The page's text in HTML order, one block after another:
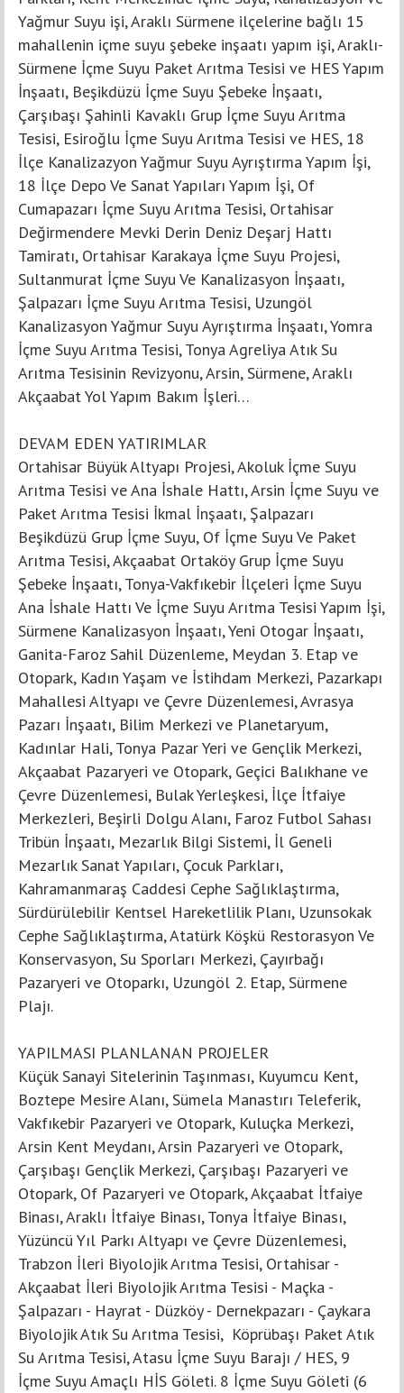
Yağmur Suyu işi, Araklı Sürmene ilçelerine bağlı 15
mahallenin içme suyu şebeke inşaatı yapım işi, Araklı-
Sürmene İçme Suyu Paket Arıtma Tesisi ve HES Yapım
İnşaatı, Beşikdüzü İçme Suyu Şebeke İnşaatı,
Çarşıbaşı Şahinli Kavaklı Grup İçme Suyu Arıtma
Tesisi, Esiroğlu İçme Suyu Arıtma Tesisi ve HES, 18
İlçe Kanalizazyon Yağmur Suyu Ayrıştırma Yapım İşi,
18 İlçe Depo Ve Sanat Yapıları Yapım İşi, Of
Cumapazarı İçme Suyu Arıtma Tesisi, Ortahisar
Değirmendere Mevki Derin Deniz Deşarj Hattı
Tamiratı, Ortahisar Karakaya İçme Suyu Projesi,
Sultanmurat İçme Suyu Ve Kanalizasyon İnşaatı,
Şalpazarı İçme Suyu Arıtma Tesisi, Uzungöl
Kanalizasyon Yağmur Suyu Ayrıştırma İnşaatı, Yomra
İçme Suyu Arıtma Tesisi, Tonya Agreliya Atık Su
Arıtma Tesisinin Revizyonu, Arsin, Sürmene, Araklı
Akçaabat Yol Yapım Bakım İşleri…
DEVAM EDEN YATIRIMLAR
Ortahisar Büyük Altyapı Projesi, Akoluk İçme Suyu
Arıtma Tesisi ve Ana İshale Hattı, Arsin İçme Suyu ve
Paket Arıtma Tesisi İkmal İnşaatı, Şalpazarı
Beşikdüzü Grup İçme Suyu, Of İçme Suyu Ve Paket
Arıtma Tesisi, Akçaabat Ortaköy Grup İçme Suyu
Şebeke İnşaatı, Tonya-Vakfıkebir İlçeleri İçme Suyu
Ana İshale Hattı Ve İçme Suyu Arıtma Tesisi Yapım İşi,
Sürmene Kanalizasyon İnşaatı, Yeni Otogar İnşaatı,
Ganita-Faroz Sahil Düzenleme, Meydan 3. Etap ve
Otopark, Kadın Yaşam ve İstihdam Merkezi, Pazarkapı
Mahallesi Altyapı ve Çevre Düzenlemesi, Avrasya
Pazarı İnşaatı, Bilim Merkezi ve Planetaryum,
Kadınlar Hali, Tonya Pazar Yeri ve Gençlik Merkezi,
Akçaabat Pazaryeri ve Otopark, Geçici Balıkhane ve
Çevre Düzenlemesi, Bulak Yerleşkesi, İlçe İtfaiye
Merkezleri, Beşirli Dolgu Alanı, Faroz Futbol Sahası
Tribün İnşaatı, Mezarlık Bilgi Sistemi, İl Geneli
Mezarlık Sanat Yapıları, Çocuk Parkları,
Kahramanmaraş Caddesi Cephe Sağlıklaştırma,
Sürdürülebilir Kentsel Hareketlilik Planı, Uzunsokak
Cephe Sağlıklaştırma, Atatürk Köşkü Restorasyon Ve
Konservasyon, Su Sporları Merkezi, Çayırbağı
Pazaryeri ve Otoparkı, Uzungöl 2. Etap, Sürmene
Plajı.
YAPILMASI PLANLANAN PROJELER
Küçük Sanayi Sitelerinin Taşınması, Kuyumcu Kent,
Boztepe Mesire Alanı, Sümela Manastırı Teleferik,
Vakfıkebir Pazaryeri ve Otopark, Kuluçka Merkezi,
Arsin Kent Meydanı, Arsin Pazaryeri ve Otopark,
Çarşıbaşı Gençlik Merkezi, Çarşıbaşı Pazaryeri ve
Otopark, Of Pazaryeri ve Otopark, Akçaabat İtfaiye
Binası, Araklı İtfaiye Binası, Tonya İtfaiye Binası,
Yüzüncü Yıl Parkı Altyapı ve Çevre Düzenlemesi,
Trabzon İleri Biyolojik Arıtma Tesisi, Ortahisar -
Akçaabat İleri Biyolojik Arıtma Tesisi - Maçka -
Şalpazarı - Hayrat - Düzköy - Dernekpazarı - Çaykara
Biyolojik Atık Su Arıtma Tesisi, Köprübaşı Paket Atık
Su Arıtma Tesisi, Atasu İçme Suyu Barajı / HES, 9
İçme Suyu Amaçlı HİS Göleti. 8 İçme Suyu Göleti (6